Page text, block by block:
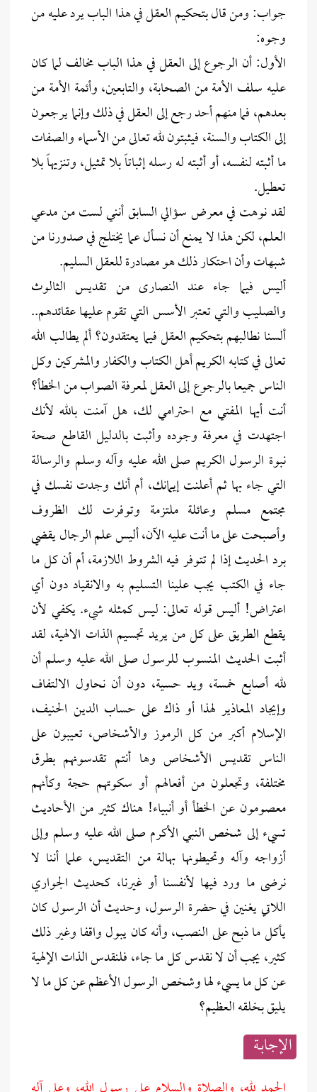
جواب: ومن قال بتحكيم العقل في هذا الباب يرد عليه من
وجوه:
الأول: أن الرجوع إلى العقل في هذا الباب مخالف لما كان
عليه سلف الأمة من الصحابة، والتابعين، وأئمة الأمة من
بعدهم، فما منهم أحد رجع إلى العقل في ذلك وإنما يرجعون
إلى الكتاب والسنة، فيثبتون لله تعالى من الأسماء والصفات
ما أثبته لنفسه، أو أثبته له رسله إثباتاً بلا تمثيل، وتنزيهاً بلا
تعطيل.
لقد نوهت في معرض سؤالي السابق أنني لست من مدعي
العلم، لكن هذا لا يمنع أن نسأل عما يختلج في صدورنا من
شبهات وأن احتكار ذلك هو مصادرة للعقل السليم.
أليس فيما جاء عند النصارى من تقديس الثالوث
والصليب والتي تعتبر الأسس التي تقوم عليها عقائدهم..
ألسنا نطالبهم بتحكيم العقل فيما يعتقدون؟ ألم يطالب الله
تعالى في كتابه الكريم أهل الكتاب والكفار والمشركين وكل
الناس جميعا بالرجوع إلى العقل لمعرفة الصواب من الخطأ؟
أنت أيها المفتي مع احترامي لك، هل آمنت بالله لأنك
اجتهدت في معرفة وجوده وأثبت بالدليل القاطع صحة
نبوة الرسول الكريم صلى الله عليه وآله وسلم والرسالة
التي جاء بها ثم أعلنت إيمانك، أم أنك وجدت نفسك في
مجتمع مسلم وعائلة ملتزمة وتوفرت لك الظروف
وأصبحت على ما أنت عليه الآن، أليس علم الرجال يقضي
برد الحديث إذا لم تتوفر فيه الشروط اللازمة، أم أن كل ما
جاء في الكتب يجب علينا التسليم به والانقياد دون أي
اعتراض! أليس قوله تعالى: ليس كمثله شيء. يكفي لأن
يقطع الطريق على كل من يريد تجسيم الذات الالهية، لقد
أثبت الحديث المنسوب للرسول صلى الله عليه وسلم أن
لله أصابع خمسة، ويد حسية، دون أن نحاول الالتفاف
وإيجاد المعاذير لهذا أو ذاك على حساب الدين الحنيف،
الإسلام أكبر من كل الرموز والأشخاص، تعيبون على
الناس تقديس الأشخاص وها أنتم تقدسونهم بطرق
مختلفة، وتجعلون من أفعالهم أو سكوتهم حجة وكأنهم
معصومون عن الخطأ أو أنبياء! هناك كثير من الأحاديث
تسيء إلى شخص النبي الأكرم صلى الله عليه وسلم وإلى
أزواجه وآله وتحيطونها بهالة من التقديس، علما أننا لا
نرضى ما ورد فيها لأنفسنا أو غيرنا، كحديث الجواري
اللاتي يغنين في حضرة الرسول، وحديث أن الرسول كان
يأكل ما ذبح على النصب، وأنه كان يبول واقفا وغير ذلك
كثير، يجب أن لا نقدس كل ما جاء، فلنقدس الذات الإلهية
عن كل ما يسيء لها وشخص الرسول الأعظم عن كل ما لا
يليق بخلقه العظيم؟
الإجابــة